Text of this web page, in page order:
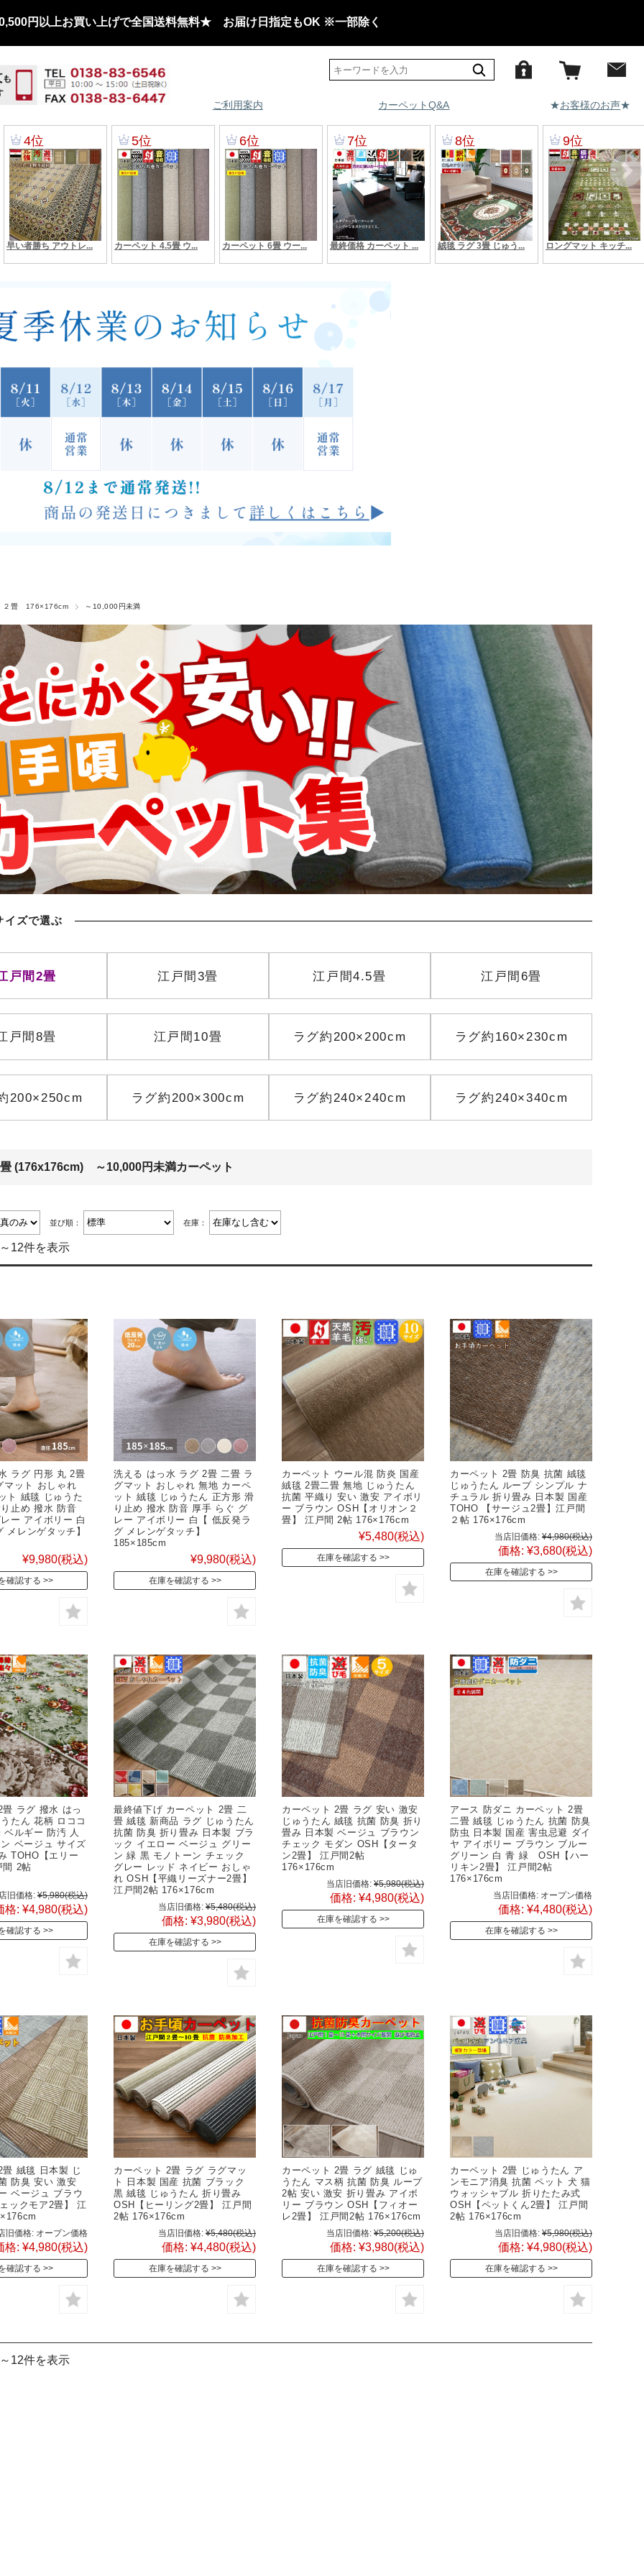
円以上お買い上げで全国送料無料★ お届け日指定もOK ※一部除く
ご利用案内 カーペットQ&A ★お客様のお声★
２畳 176×176cm ～10,000円未満
戸間2畳 江戸間3畳 江戸間4.5畳 江戸間6畳
戸間8畳 江戸間10畳 ラグ約200×200cm ラグ約160×230cm
200×250cm ラグ約200×300cm ラグ約240×240cm ラグ約240×340cm
(176x176cm) ～10,000円未満カーペット
並び順： 在庫：
12件を表示
ラグ 円形 丸 2畳
マット おしゃれ
ト 絨毯 じゅうた
止め 撥水 防音
ー アイボリー 白
メレンゲタッチ】
¥9,980(税込)
確認する
洗える はっ水 ラグ 2畳 二畳 ラ
グマット おしゃれ 無地 カーペ
ット 絨毯 じゅうたん 正方形 滑
り止め 撥水 防音 厚手 らぐ グ
レー アイボリー 白【 低反発ラ
グ メレンゲタッチ】
185×185cm
¥9,980(税込)
在庫を確認する
カーペット ウール混 防炎 国産
絨毯 2畳二畳 無地 じゅうたん
抗菌 平織り 安い 激安 アイボリ
ー ブラウン OSH【オリオン２
畳】 江戸間 2帖 176×176cm
¥5,480(税込)
在庫を確認する
カーペット 2畳 防臭 抗菌 絨毯
じゅうたん ループ シンプル ナ
チュラル 折り畳み 日本製 国産
TOHO 【サージュ2畳】江戸間
２帖 176×176cm
当店旧価格: ¥4,980(税込)
価格: ¥3,680(税込)
在庫を確認する
ラグ 撥水 はっ
たん 花柄 ロココ
ルギー 防汚 人
ベージュ サイズ
TOHO【エリー
間 2帖
旧価格: ¥5,980(税込)
格: ¥4,980(税込)
確認する
最終値下げ カーペット 2畳 二
畳 絨毯 新商品 ラグ じゅうたん
抗菌 防臭 折り畳み 日本製 ブラ
ック イエロー ベージュ グリー
ン 緑 黒 モノトーン チェック
グレー レッド ネイビー おしゃ
れ OSH【平織リーズナー2畳】
江戸間2帖 176×176cm
当店旧価格: ¥5,480(税込)
価格: ¥3,980(税込)
在庫を確認する
カーペット 2畳 ラグ 安い 激安
じゅうたん 絨毯 抗菌 防臭 折り
畳み 日本製 ベージュ ブラウン
チェック モダン OSH【タータ
ン2畳】 江戸間2帖
176×176cm
当店旧価格: ¥5,980(税込)
価格: ¥4,980(税込)
在庫を確認する
アース 防ダニ カーペット 2畳
二畳 絨毯 じゅうたん 抗菌 防臭
防虫 日本製 国産 害虫忌避 ダイ
ヤ アイボリー ブラウン ブルー
グリーン 白 青 緑 OSH【ハー
リキン2畳】 江戸間2帖
176×176cm
当店旧価格: オープン価格
価格: ¥4,480(税込)
在庫を確認する
絨毯 日本製 じ
防臭 安い 激安
ベージュ ブラウ
ックモア2畳】 江
旧価格: オープン価格
格: ¥4,980(税込)
確認する
カーペット 2畳 ラグ ラグマッ
ト 日本製 国産 抗菌 ブラック
黒 絨毯 じゅうたん 折り畳み
OSH【ヒーリング2畳】 江戸間
2帖 176×176cm
当店旧価格: ¥5,480(税込)
価格: ¥4,480(税込)
在庫を確認する
カーペット 2畳 ラグ 絨毯 じゅ
うたん マス柄 抗菌 防臭 ループ
2帖 安い 激安 折り畳み アイボ
リー ブラウン OSH【フィオー
レ2畳】 江戸間2帖 176×176cm
当店旧価格: ¥5,200(税込)
価格: ¥3,980(税込)
在庫を確認する
カーペット 2畳 じゅうたん ア
ンモニア消臭 抗菌 ペット 犬 猫
ウォッシャブル 折りたたみ式
OSH【ペットくん2畳】 江戸間
2帖 176×176cm
当店旧価格: ¥5,980(税込)
価格: ¥4,980(税込)
在庫を確認する
12件を表示